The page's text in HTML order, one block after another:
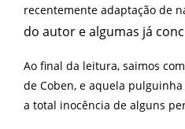
recentemente adaptação de
do autor e algumas já
Ao final da leitura, saimos
de Coben, e aquela
a total inocência de alguns